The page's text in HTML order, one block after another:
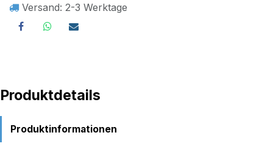
Versand: 2-3 Werktage
Produktdetails
Produktinformationen